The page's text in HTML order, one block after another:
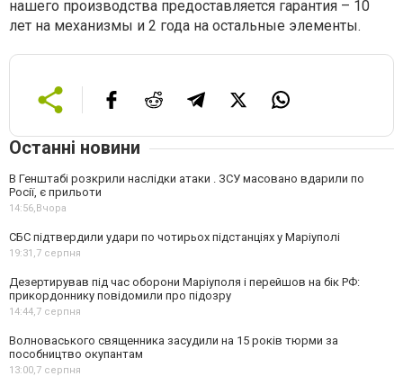
нашего производства предоставляется гарантия – 10
лет на механизмы и 2 года на остальные элементы.
Останні новини
В Генштабі розкрили наслідки атаки . ЗСУ масовано вдарили по
Росії, є прильоти
14:56,Вчора
СБС підтвердили удари по чотирьох підстанціях у Маріуполі
19:31,7 серпня
Дезертирував під час оборони Маріуполя і перейшов на бік РФ:
прикордоннику повідомили про підозру
14:44,7 серпня
Волноваського священника засудили на 15 років тюрми за
пособництво окупантам
13:00,7 серпня